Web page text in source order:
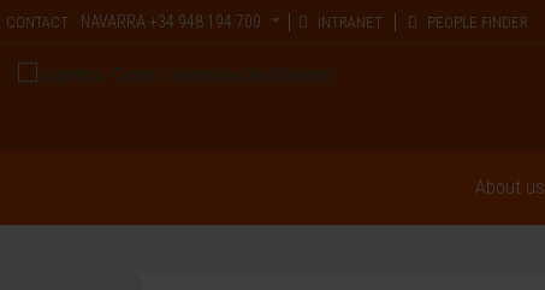
CONTACT NAVARRA +34 948 194 700 INTRANET PEOPLE FINDER
About us